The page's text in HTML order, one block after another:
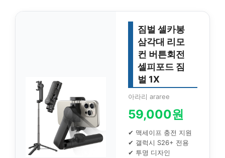
짐벌 셀카봉
삼각대 리모
컨 버튼회전
셀피포드 짐
벌 1X
아라리 araree
59,000원
✔ 맥세이프 충전 지원
✔ 갤럭시 S26+ 전용
✔ 투명 디자인